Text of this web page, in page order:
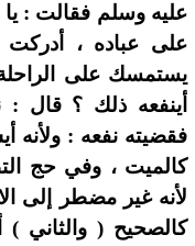
عليه وسلم فقالت :
على عباده ، أدركت
يستمسك على
أينفعه ذلك ؟ قال
فقضيته نفعه : ولأنه
كالميت ، وفي حج
لأنه غير مضطر إلى
كالصحيح ( والثاني